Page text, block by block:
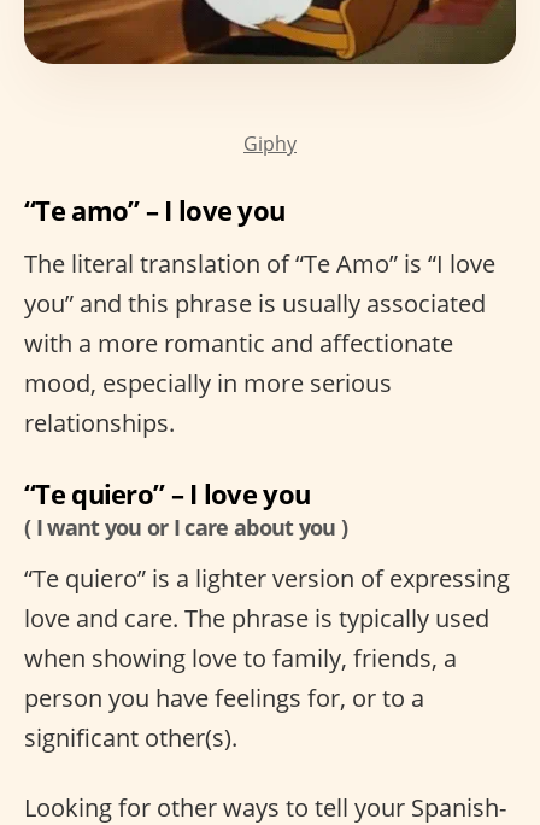
Giphy
“Te amo” – I love you
The literal translation of “Te Amo” is “I love
you” and this phrase is usually associated
with a more romantic and affectionate
mood, especially in more serious
relationships.
“Te quiero” – I love you
( I want you or I care about you )
“Te quiero” is a lighter version of expressing
love and care. The phrase is typically used
when showing love to family, friends, a
person you have feelings for, or to a
significant other(s).
Looking for other ways to tell your Spanish-